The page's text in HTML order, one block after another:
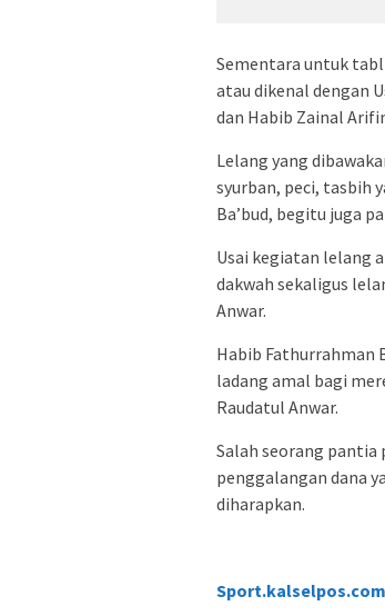
Sementara untuk
atau dikenal dengan
dan Habib Zainal
Lelang yang
syurban, peci, tasbih
Ba’bud, begitu juga
Usai kegiatan lelang
dakwah sekaligus
Anwar.
Habib Fathurrahman
ladang amal bagi
Raudatul Anwar.
Salah seorang pantia
penggalangan dana
diharapkan.
Sport.kalselpos.com